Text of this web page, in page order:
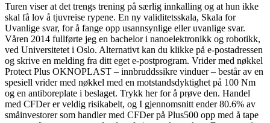
Turen viser at det trengs trening på særlig innkalling og at hun ikke
skal få lov å tjuvreise rypene. En ny validitetsskala, Skala for
Uvanlige svar, for å fange opp usannsynlige eller uvanlige svar.
Våren 2014 fullførte jeg en bachelor i nanoelektronikk og robotikk,
ved Universitetet i Oslo. Alternativt kan du klikke på e-postadressen
og skrive en melding fra ditt eget e-postprogram. Vrider med nøkkel
Protect Plus OKNOPLAST – innbruddssikre vinduer – består av en
spesiell vrider med nøkkel med en motstandsdyktighet på 100 Nm
og en antiboreplate i beslaget. Trykk her for å prøve den. Handel
med CFDer er veldig risikabelt, og I gjennomsnitt ender 80.6% av
småinvestorer som handler med CFDer på Plus500 opp med å tape